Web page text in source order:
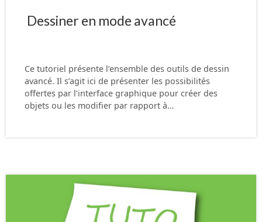
Dessiner en mode avancé
Ce tutoriel présente l’ensemble des outils de dessin
avancé. Il s’agit ici de présenter les possibilités
offertes par l’interface graphique pour créer des
objets ou les modifier par rapport à…